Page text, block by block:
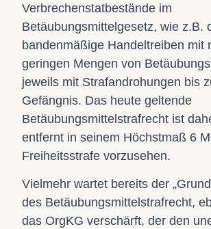
Verbrechenstatbestände im
Betäubungsmittelgesetz, wie z.B.
bandenmäßige Handeltreiben mit
geringen Mengen von
jeweils mit Strafandrohungen bis
Gefängnis. Das heute geltende
Betäubungsmittelstrafrecht ist
entfernt in seinem Höchstmaß 6
Freiheitsstrafe vorzusehen.
Vielmehr wartet bereits der
des Betäubungsmittelstrafrecht,
das OrgKG verschärft, der den